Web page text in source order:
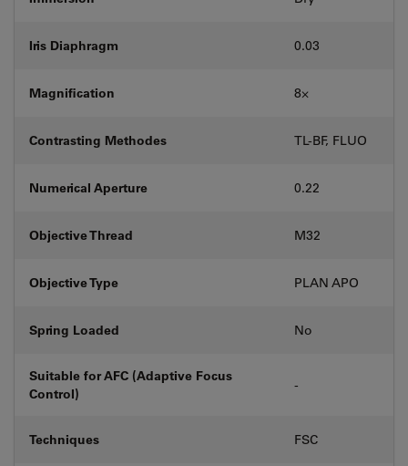
Iris Diaphragm 0.03
Magnification 8⨉
Contrasting Methodes TL-BF, FLUO
Numerical Aperture 0.22
Objective Thread M32
Objective Type PLAN APO
Spring Loaded No
Suitable for AFC (Adaptive Focus
Control)
-
Techniques FSC